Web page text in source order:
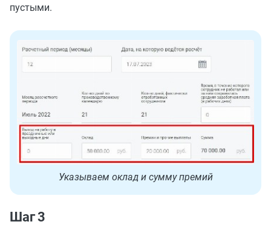
пустыми.
Указываем оклад и сумму премий
Шаг 3